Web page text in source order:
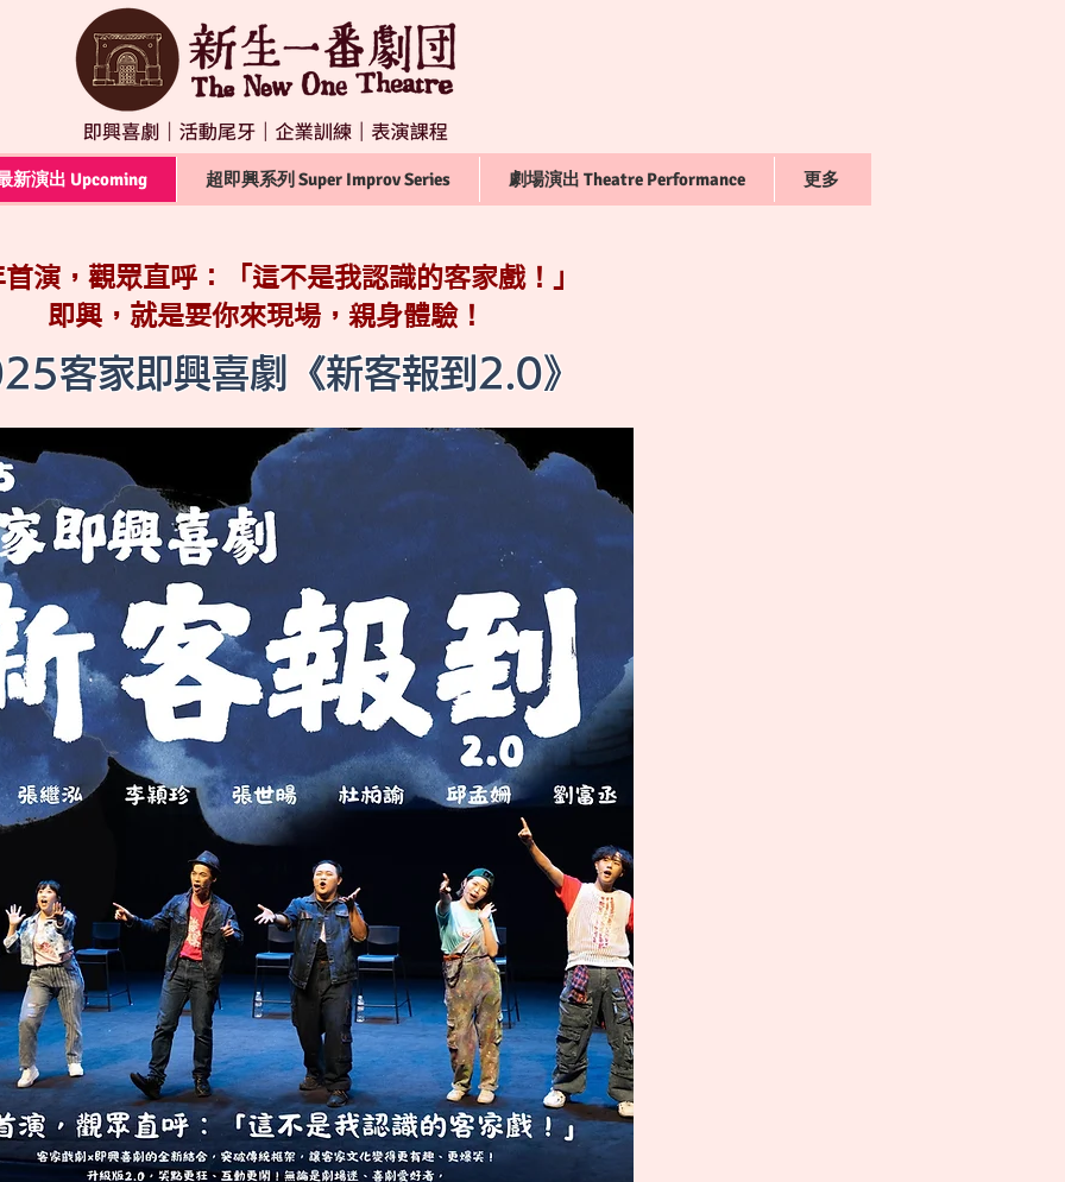
新演出 Upcoming 超即興系列 Super Improv Series 劇場演出 Theatre Performance 更多
首演，觀眾直呼：「這不是我認識的客家戲！」
即興，就是要你來現場，親身體驗！
客家即興喜劇《新客報到2.0》